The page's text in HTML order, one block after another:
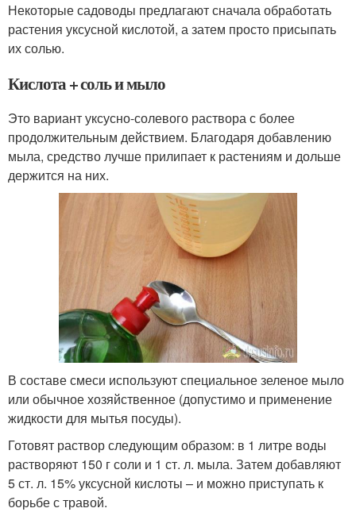
Некоторые садоводы предлагают сначала обработать
растения уксусной кислотой, а затем просто присыпать
их солью.
Кислота + соль и мыло
Это вариант уксусно-солевого раствора с более
продолжительным действием. Благодаря добавлению
мыла, средство лучше прилипает к растениям и дольше
держится на них.
В составе смеси используют специальное зеленое мыло
или обычное хозяйственное (допустимо и применение
жидкости для мытья посуды).
Готовят раствор следующим образом: в 1 литре воды
растворяют 150 г соли и 1 ст. л. мыла. Затем добавляют
5 ст. л. 15% уксусной кислоты – и можно приступать к
борьбе с травой.